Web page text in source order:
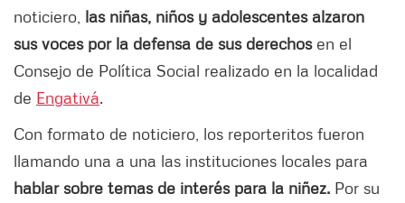
noticiero, las niñas, niños y adolescentes alzaron
sus voces por la defensa de sus derechosen el
Consejo de Política Social realizado en la localidad
de Engativá.
Con formato de noticiero, los reporteritos fueron
llamando una a una las instituciones locales para
hablar sobre temas de interés para la niñez. Por su